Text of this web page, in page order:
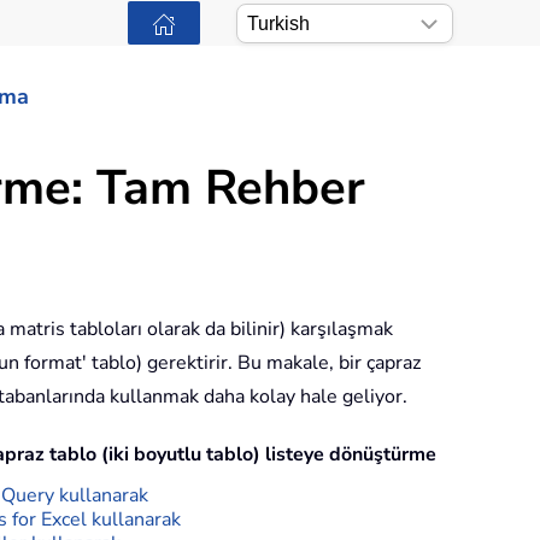
Tam Rehber
tabloları olarak da bilinir) karşılaşmak
format' tablo) gerektirir. Bu makale, bir çapraz
kullanmak daha kolay hale geliyor.
tablo (iki boyutlu tablo) listeye dönüştürme
kullanarak
for Excel kullanarak